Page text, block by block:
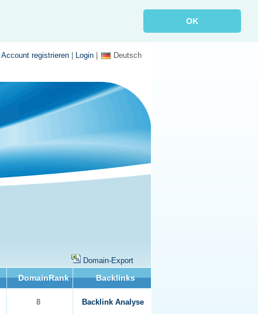
OK
Account registrieren | Login | Deutsch
Domain-Export
DomainRank Backlinks
8 Backlink Analyse